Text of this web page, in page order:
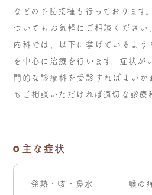
などの予防接種も行っております
ついてもお気軽にご相談ください
内科では、以下に挙げているよう
を中心に治療を行います。症状が
門的な診療科を受診すればよいか
もご相談いただければ適切な診療
主な症状
発熱・咳・鼻水
喉の